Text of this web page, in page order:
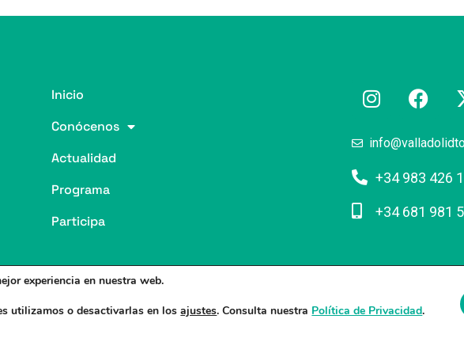
Inicio
Conócenos
Actualidad
Programa
Participa
+34 983 426
+34 681 981
Aviso legal/Poltica de Privacidad/Politica de Cookies
experiencia en nuestra web.
utilizamos o desactivarlas en losajustes. Consulta nuestra Política de Privacidad.